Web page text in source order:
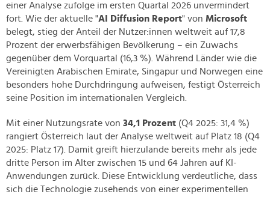
einer Analyse zufolge im ersten Quartal 2026 unvermindert
fort. Wie der aktuelle "AI Diffusion Report" von Microsoft
belegt, stieg der Anteil der Nutzer:innen weltweit auf 17,8
Prozent der erwerbsfähigen Bevölkerung – ein Zuwachs
gegenüber dem Vorquartal (16,3 %). Während Länder wie die
Vereinigten Arabischen Emirate, Singapur und Norwegen eine
besonders hohe Durchdringung aufweisen, festigt Österreich
seine Position im internationalen Vergleich.
Mit einer Nutzungsrate von 34,1 Prozent (Q4 2025: 31,4 %)
rangiert Österreich laut der Analyse weltweit auf Platz 18 (Q4
2025: Platz 17). Damit greift hierzulande bereits mehr als jede
dritte Person im Alter zwischen 15 und 64 Jahren auf KI-
Anwendungen zurück. Diese Entwicklung verdeutliche, dass
sich die Technologie zusehends von einer experimentellen